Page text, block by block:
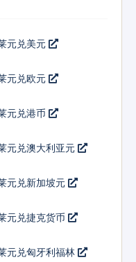
元兑美元
元兑欧元
元兑港币
元兑澳大利亚元
元兑新加坡元
元兑捷克货币
元兑匈牙利福林